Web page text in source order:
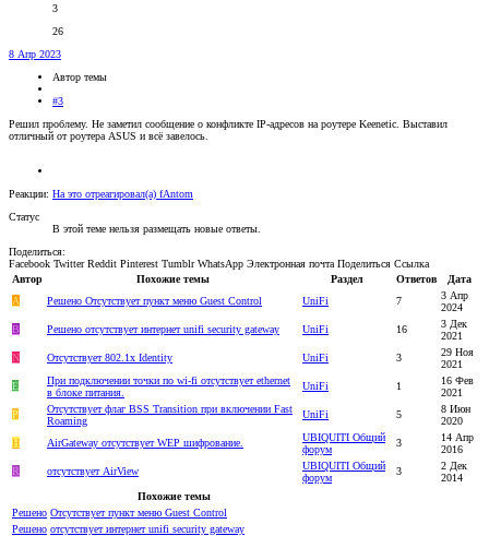
3
26
8 Апр 2023
Автор темы
#3
Решил проблему. Не заметил сообщение о конфликте IP-адресов на роутере Keenetic. Выставил
отличный от роутера ASUS и всё завелось.
Реакции: На это отреагировал(а) fAntom
Статус
В этой теме нельзя размещать новые ответы.
Поделиться:
Facebook Twitter Reddit Pinterest Tumblr WhatsApp Электронная почта Поделиться Ссылка
Автор
Похожие темы Раздел Ответов
Дата
A
Решено Отсутствует пункт меню Guest Control UniFi 7
3 Апр
2024
B
Решено отсутствует интернет unifi security gateway UniFi 16
3 Дек
2021
N
Отсутствует 802.1x Identity UniFi 3
29 Ноя
2021
E
При подключении точки по wi-fi отсутствует ethernet
в блоке питания.
UniFi 1
16 Фев
2021
P
Отсутствует флаг BSS Transition при включении Fast
Roaming
UniFi 5
8 Июн
2020
H
AirGateway отсутствует WEP шифрование.
UBIQUITI Общий
форум
3
14 Апр
2016
R
отсутствует AirView
UBIQUITI Общий
форум
3
2 Дек
2014
Похожие темы
Решено Отсутствует пункт меню Guest Control
Решено отсутствует интернет unifi security gateway